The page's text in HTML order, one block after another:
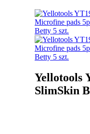
Yellotools
SlimSkin